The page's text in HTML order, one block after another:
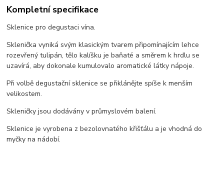
Kompletní specifikace
Sklenice pro degustaci vína.
Sklenička vyniká svým klasickým tvarem připomínajícím lehce
rozevřený tulipán, tělo kalíšku je baňaté a směrem k hrdlu se
uzavírá, aby dokonale kumulovalo aromatické látky nápoje.
Při volbě degustační sklenice se přiklánějte spíše k menším
velikostem.
Skleničky jsou dodávány v průmyslovém balení.
Sklenice je vyrobena z bezolovnatého křišťálu a je vhodná do
myčky na nádobí.